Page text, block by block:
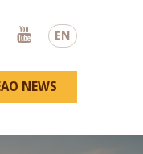
EN
Youtube
NEWS